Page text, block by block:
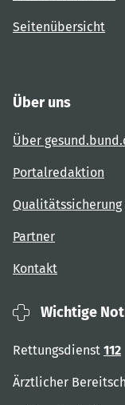
Seitenübersicht
Über uns
Über
Portalredaktion
Qualitätssicherung
Partner
Kontakt
Wichtige
Rettungsdienst 112
Ärztlicher